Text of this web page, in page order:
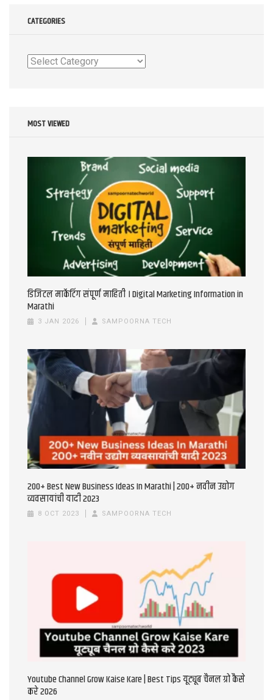
CATEGORIES
Categories
MOST VIEWED
डिजिटल मार्केटिंग संपूर्ण माहिती । Digital Marketing Information in
Marathi
3 JAN 2026 SAMPOORNA TECH
200+ Best New Business Ideas In Marathi | 200+ नवीन उद्योग
व्यवसायांची यादी 2023
8 OCT 2023 SAMPOORNA TECH
Youtube Channel Grow Kaise Kare | Best Tips यूट्यूब चैनल ग्रो कैसे
करे 2026